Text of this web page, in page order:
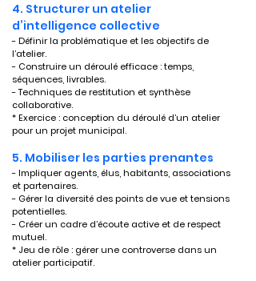
4. Structurer un atelier
d’intelligence collective
- Définir la problématique et les objectifs de
l’atelier.
- Construire un déroulé efficace : temps,
séquences, livrables.
- Techniques de restitution et synthèse
collaborative.
* Exercice : conception du déroulé d’un atelier
pour un projet municipal.
5. Mobiliser les parties prenantes
- Impliquer agents, élus, habitants, associations
et partenaires.
- Gérer la diversité des points de vue et tensions
potentielles.
- Créer un cadre d’écoute active et de respect
mutuel.
* Jeu de rôle : gérer une controverse dans un
atelier participatif.